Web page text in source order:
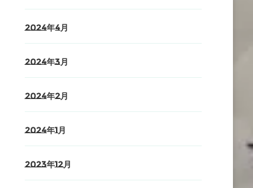
2024年4月
2024年3月
2024年2月
2024年1月
2023年12月